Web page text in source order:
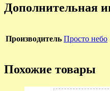
Дополнительная
Производитель Просто небо
Похожие товары